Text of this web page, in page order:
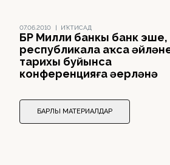
07.06.2010 | ИҠТИСАД
БР Милли банкы банк эше,
республикала аҡса
тарихы буйынса
конференцияға әҙерләнә
БАРЛЫҠ МАТЕРИАЛДАР